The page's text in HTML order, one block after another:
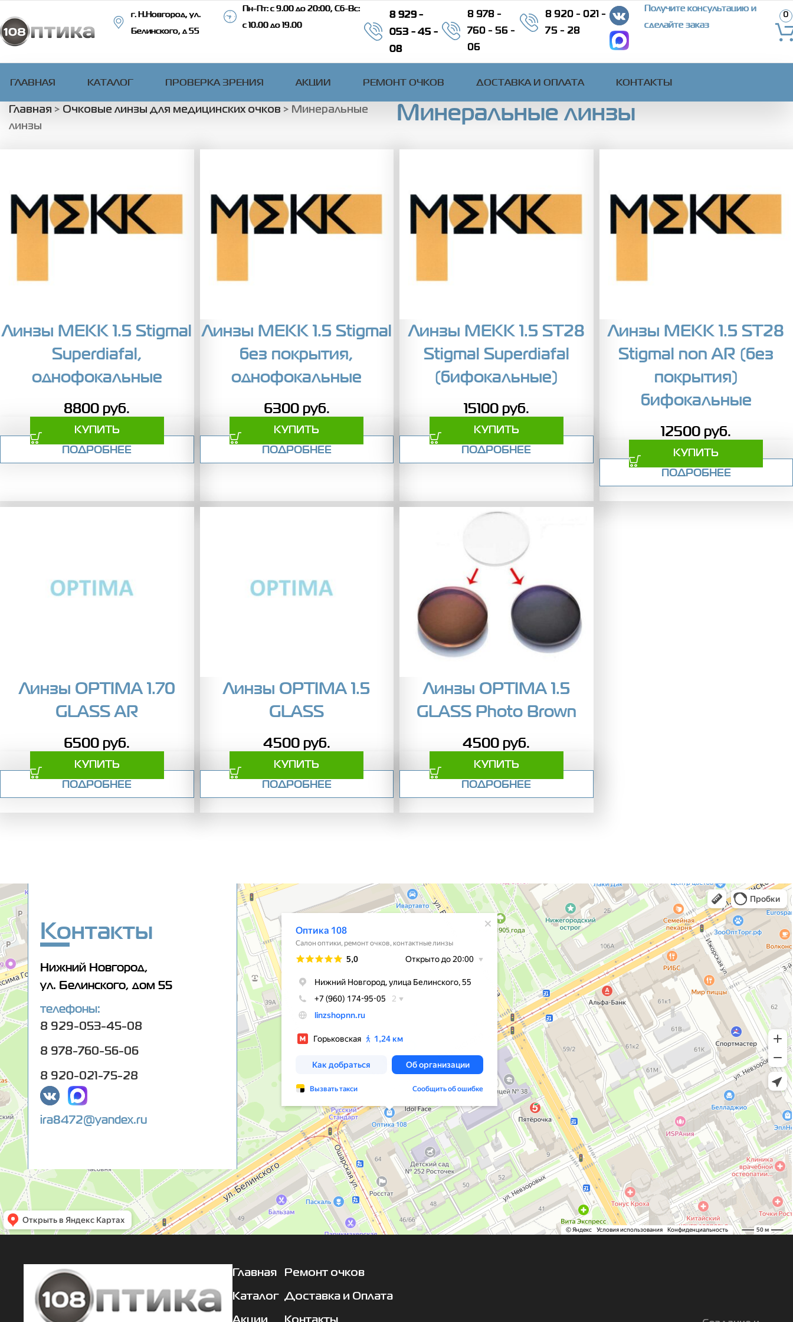
г. Н.Новгород, ул.
Белинского, д 55
Пн-Пт: c 9.00 до 20:00, Сб-Вс:
с 10.00 до 19.00
8 929 -
053 - 45 -
08
8 978 -
760 - 56 -
06
8 920 - 021 -
75 - 28
Получите консультацию и
сделайте заказ
0
ГЛАВНАЯ КАТАЛОГ ПРОВЕРКА ЗРЕНИЯ АКЦИИ РЕМОНТ ОЧКОВ ДОСТАВКА И ОПЛАТА КОНТАКТЫ
Главная > Очковые линзы для медицинских очков > Минеральные
линзы
Минеральные линзы
Линзы MEKK 1.5 Stigmal
Superdiafal,
однофокальные
8800 руб.
КУПИТЬ
ПОДРОБНЕЕ
Линзы MEKK 1.5 Stigmal
без покрытия,
однофокальные
6300 руб.
КУПИТЬ
ПОДРОБНЕЕ
Линзы MEKK 1.5 ST28
Stigmal Superdiafal
(бифокальные)
15100 руб.
КУПИТЬ
ПОДРОБНЕЕ
Линзы MEKK 1.5 ST28
Stigmal non AR (без
покрытия)
бифокальные
12500 руб.
КУПИТЬ
ПОДРОБНЕЕ
Линзы OPTIMA 1.70
GLASS AR
6500 руб.
КУПИТЬ
ПОДРОБНЕЕ
Линзы OPTIMA 1.5
GLASS
4500 руб.
КУПИТЬ
ПОДРОБНЕЕ
Линзы OPTIMA 1.5
GLASS Photo Brown
4500 руб.
КУПИТЬ
ПОДРОБНЕЕ
Контакты
Нижний Новгород,
ул. Белинского, дом 55
телефоны:
8 929-053-45-08
8 978-760-56-06
8 920-021-75-28
ira8472@yandex.ru
108
оптики в Нижнем Новгороде
очков в Нижнем Новгороде
Главная
Каталог
Ремонт очков
Доставка и Оплата